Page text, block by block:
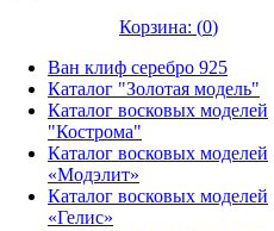
Корзина: (0)
Ван клиф серебро 925
Каталог "Золотая модель"
Каталог восковых моделей
"Кострома"
Каталог восковых моделей
«Модэлит»
Каталог восковых моделей
«Гелис»